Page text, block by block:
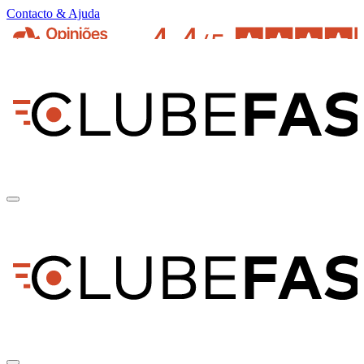
Contacto & Ajuda